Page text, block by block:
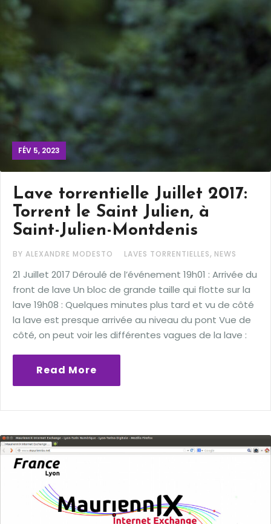
FÉV 5, 2023
Lave torrentielle Juillet 2017:
Torrent le Saint Julien, à
Saint-Julien-Montdenis
BY ALEXANDRE MODESTO LAVES TORRENTIELLES, NEWS
21 Juillet 2017 Déroulé de l’événement 19h01 : Arrivée du
front de lave Un bloc de grande taille qui flotte sur la
lave 19h08 : Quelques minutes plus tard et vu de côté
la lave est presque arrivée au niveau du pont Vue de
côté, on peut voir les différentes vagues de la lave :
Read More